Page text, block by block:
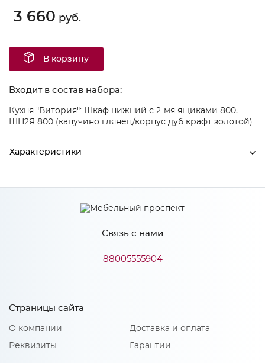
3 660 руб.
В корзину
Входит в состав набора:
Кухня "Витория": Шкаф нижний с 2-мя ящиками 800,
ШН2Я 800 (капучино глянец/корпус дуб крафт золотой)
Характеристики
Ширина 405
875
35
Mebiрlex
Материал
Связь с нами
88005555904
Страницы сайта
О компании
Реквизиты
Доставка и оплата
Гарантии